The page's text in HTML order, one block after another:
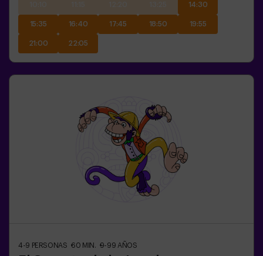
14:30
15:35 16:40 17:45 18:50 19:55
21:00 22:05
4-9 PERSONAS 60 MIN. 9-99 AÑOS